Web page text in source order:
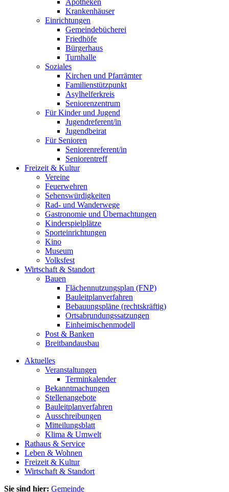
Apotheken
Krankenhäuser
Einrichtungen
Gemeindebücherei
Friedhöfe
Bürgerhaus
Turnhalle
Soziales
Kirchen und Pfarrämter
Familienstützpunkt
Asylhelferkreis
Seniorenzentrum
Für Kinder und Jugend
Jugendreferent/in
Jugendbeirat
Für Senioren
Seniorenreferent/in
Seniorentreff
Freizeit & Kultur
Vereine
Feuerwehren
Sehenswürdigkeiten
Rad- und Wanderwege
Gastronomie und Übernachtungen
Kinderspielplätze
Sporteinrichtungen
Kino
Museum
Volksfest
Wirtschaft & Standort
Bauen
Flächennutzungsplan (FNP)
Bauleitplanverfahren
Bebauungspläne (rechtskräftig)
Ortsabrundungssatzungen
Einheimischenmodell
Post & Banken
Breitbandausbau
Aktuelles
Veranstaltungen
Terminkalender
Bekanntmachungen
Stellenangebote
Bauleitplanverfahren
Ausschreibungen
Mitteilungsblatt
Klima & Umwelt
Rathaus & Service
Leben & Wohnen
Freizeit & Kultur
Wirtschaft & Standort
Sie sind hier: Gemeinde